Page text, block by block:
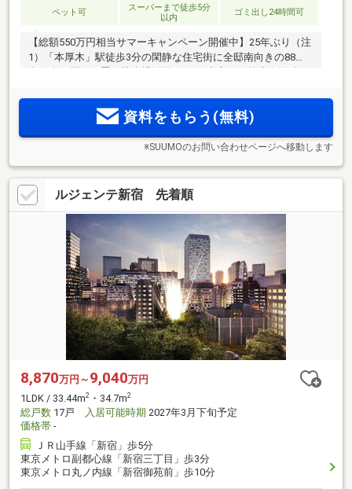
ペット可
スーパーまで徒歩5分
以内
ゴミ出し24時間可
【総額550万円相当サマーキャンペーン開催中】25年ぶり（注
1）「本厚木」駅徒歩3分の閑静な住宅街に全邸南向きの88
邸。全54区画平置き駐車場採用。3LDK中心・平均専有面積
資料をもらう(無料)
※SUUMOのお問い合わせページへ移動します
ルジェンテ新宿 先着順
8,870万円～ 9,040万円
1LDK / 33.44m2 ・34.7m2
総戸数 17戸 入居可能時期 2027年3月下旬予定
価格帯 -
ＪＲ山手線「新宿」歩5分
東京メトロ副都心線「新宿三丁目」歩3分
東京メトロ丸ノ内線「新宿御苑前」歩10分